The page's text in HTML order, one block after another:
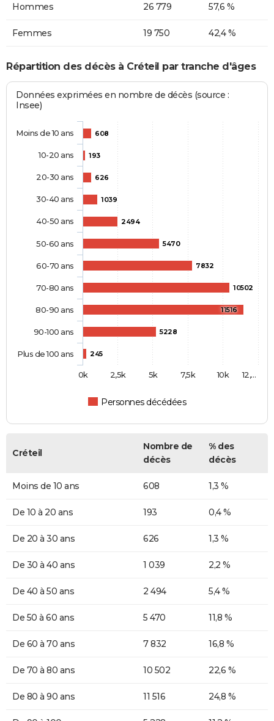
Hommes 26 779 57,6 %
Femmes 19 750 42,4 %
Répartition des décès à Créteil par tranche d'âges
Données exprimées en nombre de décès (source :
Insee)
608
193
626
1039
2494
5470
7832
10502
11516
5228
245
Personnes décédées
Moins de 10 ans
10-20 ans
20-30 ans
30-40 ans
40-50 ans
50-60 ans
60-70 ans
70-80 ans
80-90 ans
90-100 ans
Plus de 100 ans
0k 10k
2,5k 5k 7,5k 12,…
Créteil
Nombre de
décès
% des
décès
Moins de 10 ans 608 1,3 %
De 10 à 20 ans 193 0,4 %
De 20 à 30 ans 626 1,3 %
De 30 à 40 ans 1 039 2,2 %
De 40 à 50 ans 2 494 5,4 %
De 50 à 60 ans 5 470 11,8 %
De 60 à 70 ans 7 832 16,8 %
De 70 à 80 ans 10 502 22,6 %
De 80 à 90 ans 11 516 24,8 %